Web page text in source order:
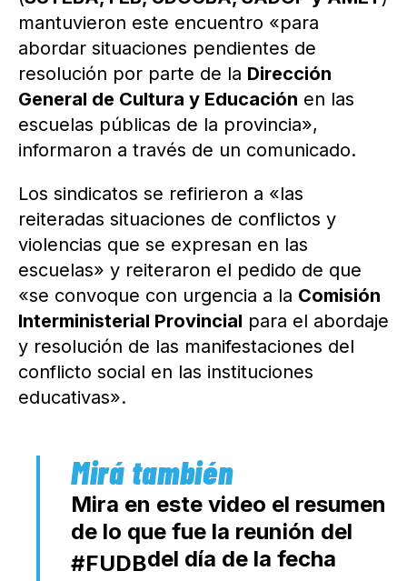
mantuvieron este encuentro «para
abordar situaciones pendientes de
resolución por parte de la Dirección
General de Cultura y Educación en las
escuelas públicas de la provincia»,
informaron a través de un comunicado.
Los sindicatos se refirieron a «las
reiteradas situaciones de conflictos y
violencias que se expresan en las
escuelas» y reiteraron el pedido de que
«se convoque con urgencia a la Comisión
Interministerial Provincial para el abordaje
y resolución de las manifestaciones del
conflicto social en las instituciones
educativas».
Mira en este video el resumen
de lo que fue la reunión del
#FUDBdel día de la fecha